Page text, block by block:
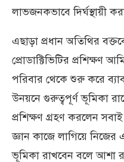
লাভজনকভাবে দির্ঘস্থায়ী
এছাড়া প্রধান অতিথির
প্রোডাক্টিভিটির প্রশিক্ষণ
পরিবার থেকে শুরু করে
উনয়নে গুরুত্বপূর্ণ ভূমিকা
প্রশিক্ষণ গ্রহণ করলেন
জ্ঞান কাজে লাগিয়ে নিজের
ভূমিকা রাখবেন বলে আশা